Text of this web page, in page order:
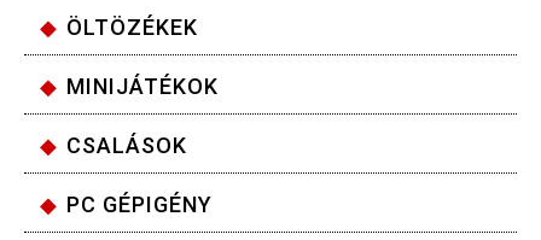
ÖLTÖZÉKEK
MINIJÁTÉKOK
CSALÁSOK
PC GÉPIGÉNY